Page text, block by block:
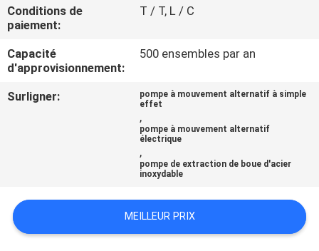
CONTACTEZ-
NOUS
DEMANDEZ
DU
SITE
Conditions de
paiement:
T / T, L / C
Capacité
d'approvisionnement:
500 ensembles par an
Surligner:
pompe à mouvement alternatif à simple
effet
,
pompe à mouvement alternatif
électrique
,
pompe de extraction de boue d'acier
inoxydable
MEILLEUR PRIX